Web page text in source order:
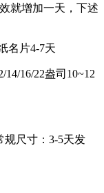
就增加一天，下述
名片4-7天
16/22盎司10~12
规尺寸：3-5天发